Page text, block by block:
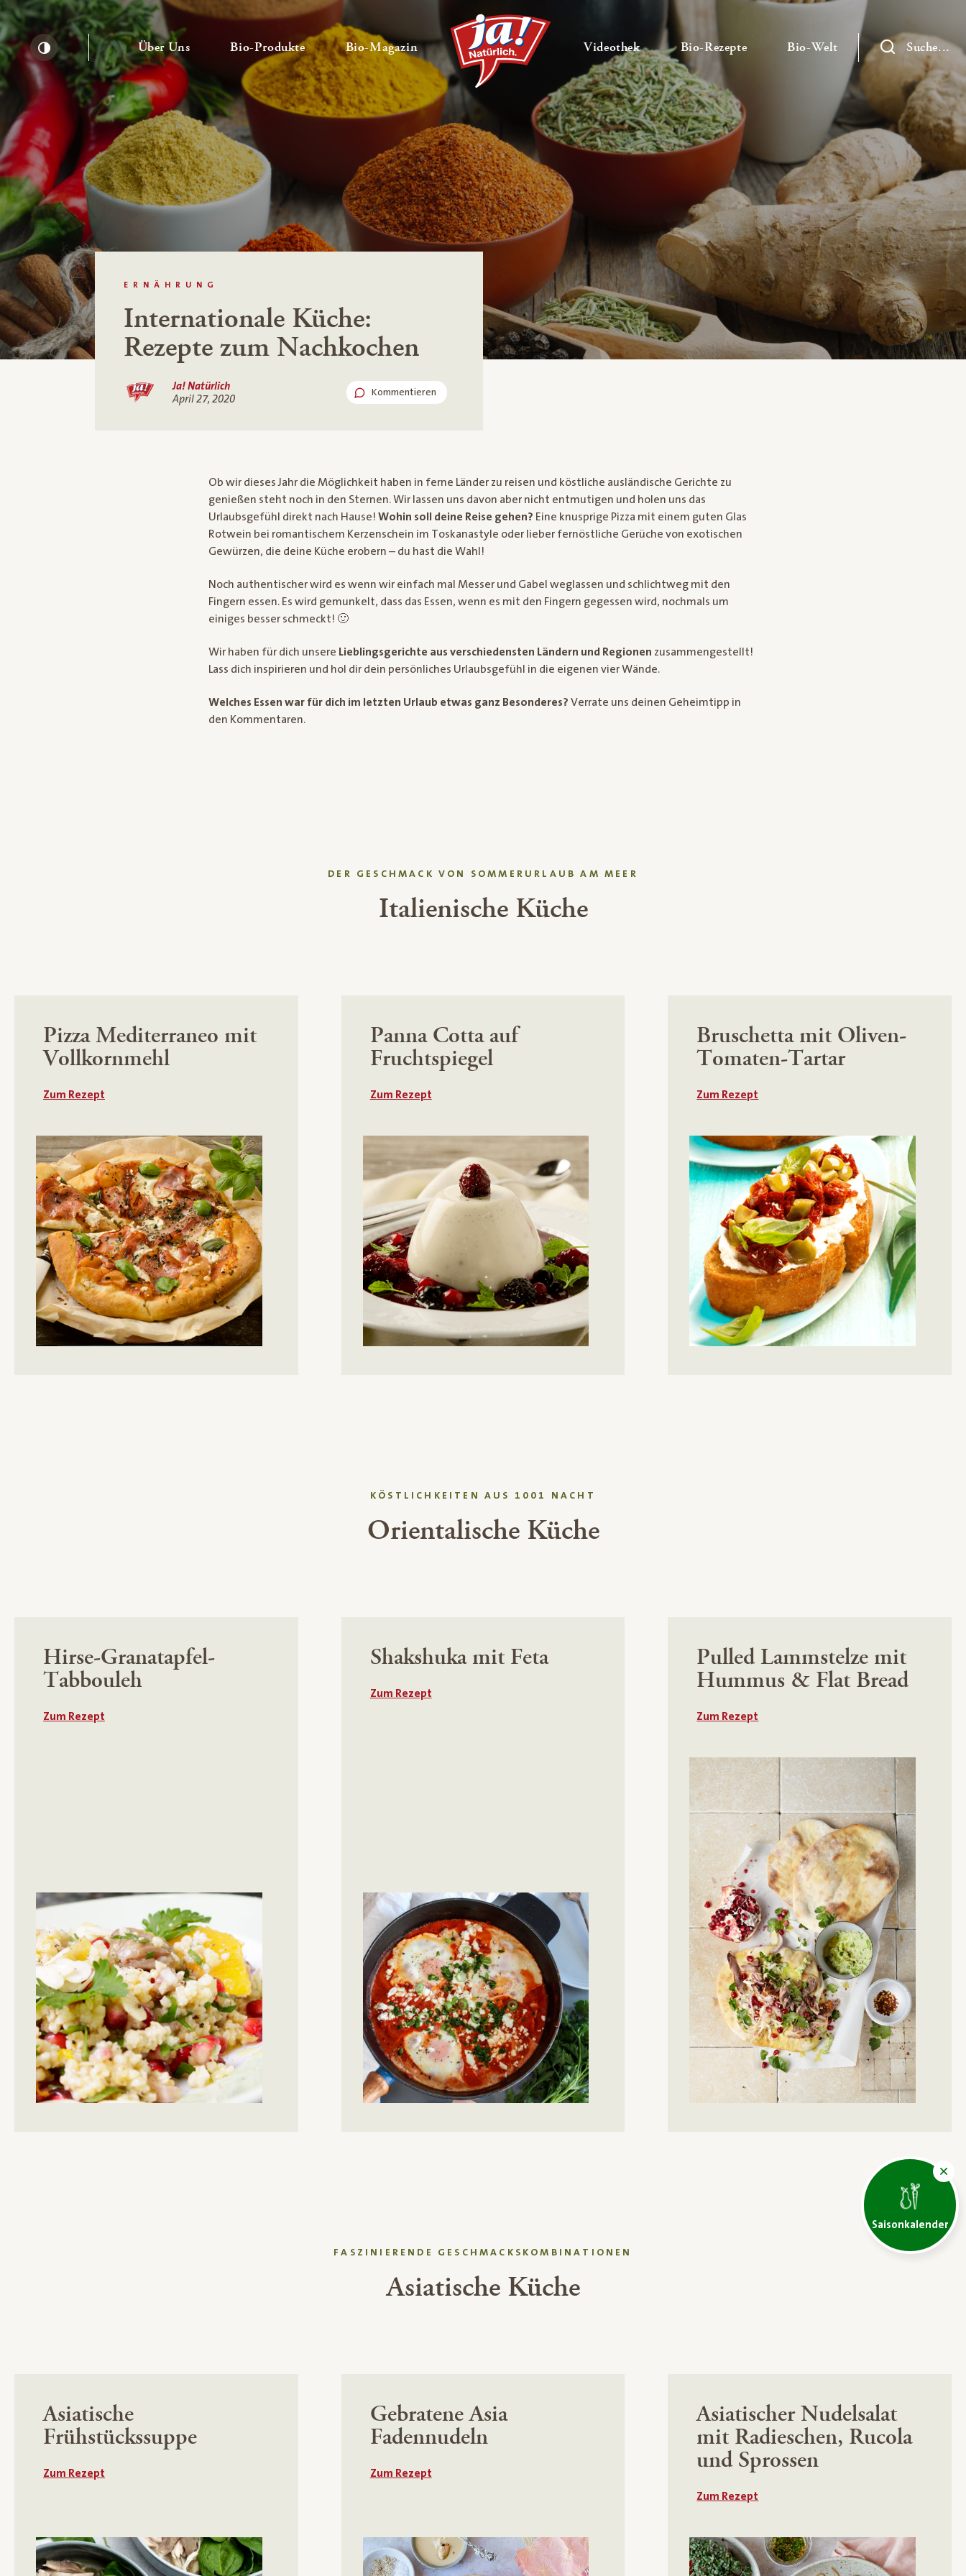
Kontrast erhöhen
Über Uns— Untermenü ausklappen
Bio-Produkte— Untermenü ausklappen
Bio-Magazin— Untermenü ausklappen Videothek— Untermenü ausklappen
Bio-Rezepte— Untermenü ausklappen
Bio-Welt — UntermenüSuche...
Saisonkalender
ERNÄHRUNG
Internationale Küche:
Rezepte zum Nachkochen
Ja! Natürlich
April 27, 2020
Kommentieren
Ob wir dieses Jahr die Möglichkeit haben in ferne Länder zu reisen und köstliche ausländische Gerichte zu
genießen steht noch in den Sternen. Wir lassen uns davon aber nicht entmutigen und holen uns das
Urlaubsgefühl direkt nach Hause! Wohin soll deine Reise gehen? Eine knusprige Pizza mit einem guten Glas
Rotwein bei romantischem Kerzenschein im Toskanastyle oder lieber fernöstliche Gerüche von exotischen
Gewürzen, die deine Küche erobern – du hast die Wahl!
Noch authentischer wird es wenn wir einfach mal Messer und Gabel weglassen und schlichtweg mit den
Fingern essen. Es wird gemunkelt, dass das Essen, wenn es mit den Fingern gegessen wird, nochmals um
einiges besser schmeckt! 🙂
Wir haben für dich unsere Lieblingsgerichte aus verschiedensten Ländern und Regionen zusammengestellt!
Lass dich inspirieren und hol dir dein persönliches Urlaubsgefühl in die eigenen vier Wände.
Welches Essen war für dich im letzten Urlaub etwas ganz Besonderes? Verrate uns deinen Geheimtipp in
den Kommentaren.
DER GESCHMACK VON SOMMERURLAUB AM MEER
Italienische Küche
Pizza Mediterraneo mit
Vollkornmehl
Zum Rezept
Panna Cotta auf
Fruchtspiegel
Zum Rezept
Bruschetta mit Oliven-
Tomaten-Tartar
Zum Rezept
KÖSTLICHKEITEN AUS 1001 NACHT
Orientalische Küche
Hirse-Granatapfel-
Tabbouleh
Zum Rezept
Shakshuka mit Feta
Zum Rezept
Pulled Lammstelze mit
Hummus & Flat Bread
Zum Rezept
FASZINIERENDE GESCHMACKSKOMBINATIONEN
Asiatische Küche
Asiatische
Frühstückssuppe
Zum Rezept
Gebratene Asia
Fadennudeln
Zum Rezept
Asiatischer Nudelsalat
mit Radieschen, Rucola
und Sprossen
Zum Rezept